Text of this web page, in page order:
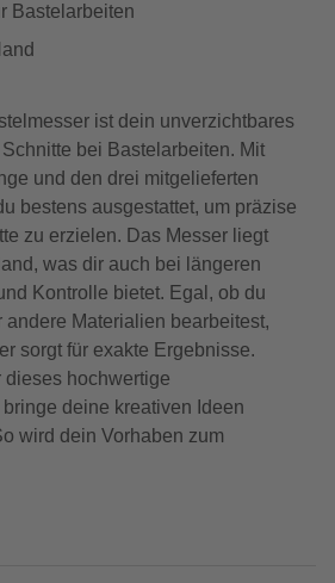
Bastelarbeiten
ist dein unverzichtbares
bei Bastelarbeiten. Mit
und den drei mitgelieferten
bestens ausgestattet, um präzise
zu erzielen. Das Messer liegt
was dir auch bei längeren
Kontrolle bietet. Egal, ob du
andere Materialien bearbeitest,
sorgt für exakte Ergebnisse.
dieses hochwertige
deine kreativen Ideen
wird dein Vorhaben zum